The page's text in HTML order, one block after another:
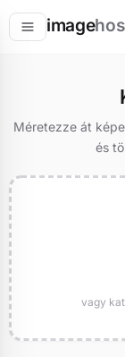
image
Méretezze át
és
vagy